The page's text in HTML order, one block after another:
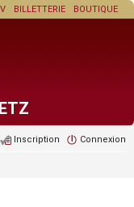
BOUTIQUE
BILLETTERIE
Connexion
Inscription